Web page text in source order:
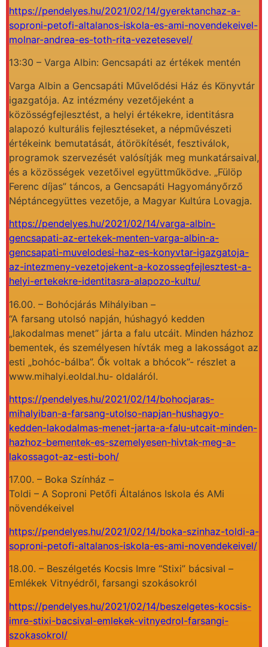
https://pendelyes.hu/2021/02/14/gyerektanchaz-a-
soproni-petofi-altalanos-iskola-es-ami-novendekeivel-
molnar-andrea-es-toth-rita-vezetesevel/
13:30 – Varga Albin: Gencsapáti az értékek mentén
Varga Albin a Gencsapáti Művelődési Ház és Könyvtár
igazgatója. Az intézmény vezetőjeként a
közösségfejlesztést, a helyi értékekre, identitásra
alapozó kulturális fejlesztéseket, a népművészeti
értékeink bemutatását, átörökítését, fesztiválok,
programok szervezését valósítják meg munkatársaival,
és a közösségek vezetőivel együttműködve. „Fülöp
Ferenc díjas” táncos, a Gencsapáti Hagyományőrző
Néptáncegyüttes vezetője, a Magyar Kultúra Lovagja.
https://pendelyes.hu/2021/02/14/varga-albin-
gencsapati-az-ertekek-menten-varga-albin-a-
gencsapati-muvelodesi-haz-es-konyvtar-igazgatoja-
az-intezmeny-vezetojekent-a-kozossegfejlesztest-a-
helyi-ertekekre-identitasra-alapozo-kultu/
16.00. – Bohócjárás Mihályiban –
“A farsang utolsó napján, húshagyó kedden
„lakodalmas menet” járta a falu utcáit. Minden házhoz
bementek, és személyesen hívták meg a lakosságot az
esti „bohóc-bálba”. Ők voltak a bhócok”- részlet a
www.mihalyi.eoldal.hu- oldaláról.
https://pendelyes.hu/2021/02/14/bohocjaras-
mihalyiban-a-farsang-utolso-napjan-hushagyo-
kedden-lakodalmas-menet-jarta-a-falu-utcait-minden-
hazhoz-bementek-es-szemelyesen-hivtak-meg-a-
lakossagot-az-esti-boh/
17.00. – Boka Színház –
Toldi – A Soproni Petőfi Általános Iskola és AMi
növendékeivel
https://pendelyes.hu/2021/02/14/boka-szinhaz-toldi-a-
soproni-petofi-altalanos-iskola-es-ami-novendekeivel/
18.00. – Beszélgetés Kocsis Imre “Stixi” bácsival –
Emlékek Vitnyédről, farsangi szokásokról
https://pendelyes.hu/2021/02/14/beszelgetes-kocsis-
imre-stixi-bacsival-emlekek-vitnyedrol-farsangi-
szokasokrol/